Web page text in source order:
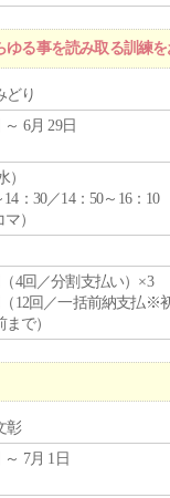
る事を読み取る訓練を
り
～ 6月 29日
）
14：30／14：50～16：10
マ）
（4回／分割支払い）×3
（12回／一括前納支払※
で）
彰
～ 7月 1日